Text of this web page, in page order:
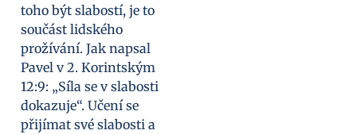
toho být slabostí, je to
součást lidského
prožívání. Jak napsal
Pavel v 2. Korintským
12:9: „Síla se v slabosti
dokazuje“. Učení se
přijímat své slabosti a